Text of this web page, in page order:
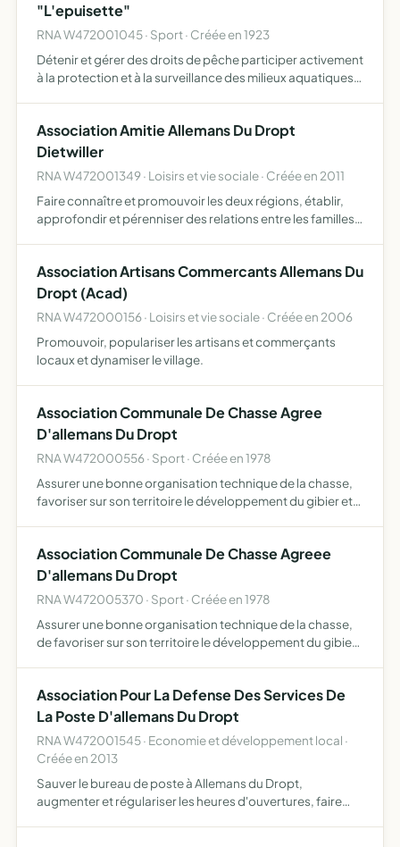
"L'epuisette"
RNA W472001045 · Sport · Créée en 1923
Détenir et gérer des droits de pêche participer activement
à la protection et à la surveillance des milieux aquatiques
Association Amitie Allemans Du Dropt
Dietwiller
RNA W472001349 · Loisirs et vie sociale · Créée en 2011
Faire connaître et promouvoir les deux régions, établir,
approfondir et pérenniser des relations entre les familles
Association Artisans Commercants Allemans Du
Dropt (Acad)
RNA W472000156 · Loisirs et vie sociale · Créée en 2006
Promouvoir, populariser les artisans et commerçants
locaux et dynamiser le village.
Association Communale De Chasse Agree
D'allemans Du Dropt
RNA W472000556 · Sport · Créée en 1978
Assurer une bonne organisation technique de la chasse,
favoriser sur son territoire le développement du gibier et
cynégétiqu…
Association Communale De Chasse Agreee
D'allemans Du Dropt
RNA W472005370 · Sport · Créée en 1978
Assurer une bonne organisation technique de la chasse,
de favoriser sur son territoire le développement du gibier
cynégétiqu…
Association Pour La Defense Des Services De
La Poste D'allemans Du Dropt
RNA W472001545 · Economie et développement local ·
Créée en 2013
Sauver le bureau de poste à Allemans du Dropt,
augmenter et régulariser les heures d'ouvertures, faire